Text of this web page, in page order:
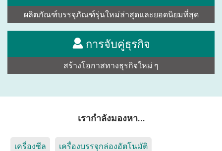
ผลิตภัณฑ์บรรจุภัณฑ์รุ่นใหม่ล่าสุดและยอดนิยมที่สุด
การจับคู่ธุรกิจ
สร้างโอกาสทางธุรกิจใหม่ ๆ
เรากำลังมองหา…
เครื่องซีล เครื่องบรรจุกล่องอัตโนมัติ